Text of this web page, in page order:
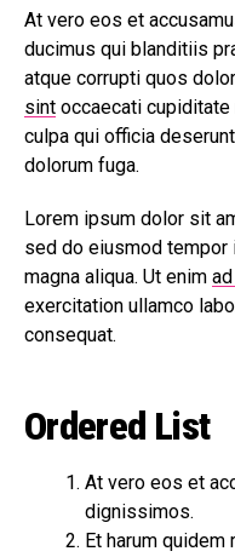
At vero eos et
ducimus qui blanditiis
atque corrupti quos
sint occaecati
culpa qui officia
dolorum fuga.
Lorem ipsum dolor sit
sed do eiusmod tempor
magna aliqua. Ut enim
exercitation ullamco
consequat.
Ordered List
At vero eos et
dignissimos.
Et harum